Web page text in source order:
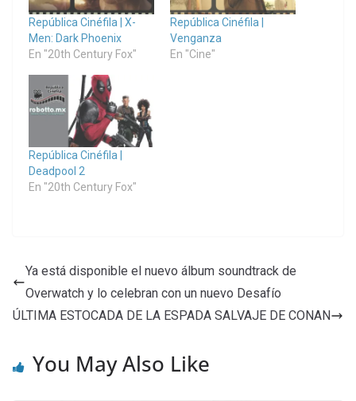
República Cinéfila | X-
Men: Dark Phoenix
En "20th Century Fox"
República Cinéfila |
Venganza
En "Cine"
República Cinéfila |
Deadpool 2
En "20th Century Fox"
Ya está disponible el nuevo álbum soundtrack de
Overwatch y lo celebran con un nuevo Desafío
ÚLTIMA ESTOCADA DE LA ESPADA SALVAJE DE CONAN
You May Also Like